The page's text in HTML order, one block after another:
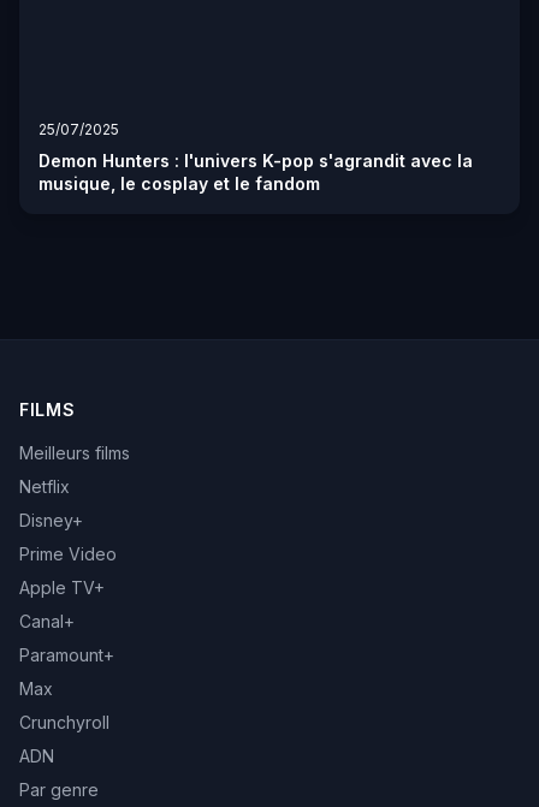
25/07/2025
Demon Hunters : l'univers K-pop s'agrandit avec la
musique, le cosplay et le fandom
FILMS
Meilleurs films
Netflix
Disney+
Prime Video
Apple TV+
Canal+
Paramount+
Max
Crunchyroll
ADN
Par genre